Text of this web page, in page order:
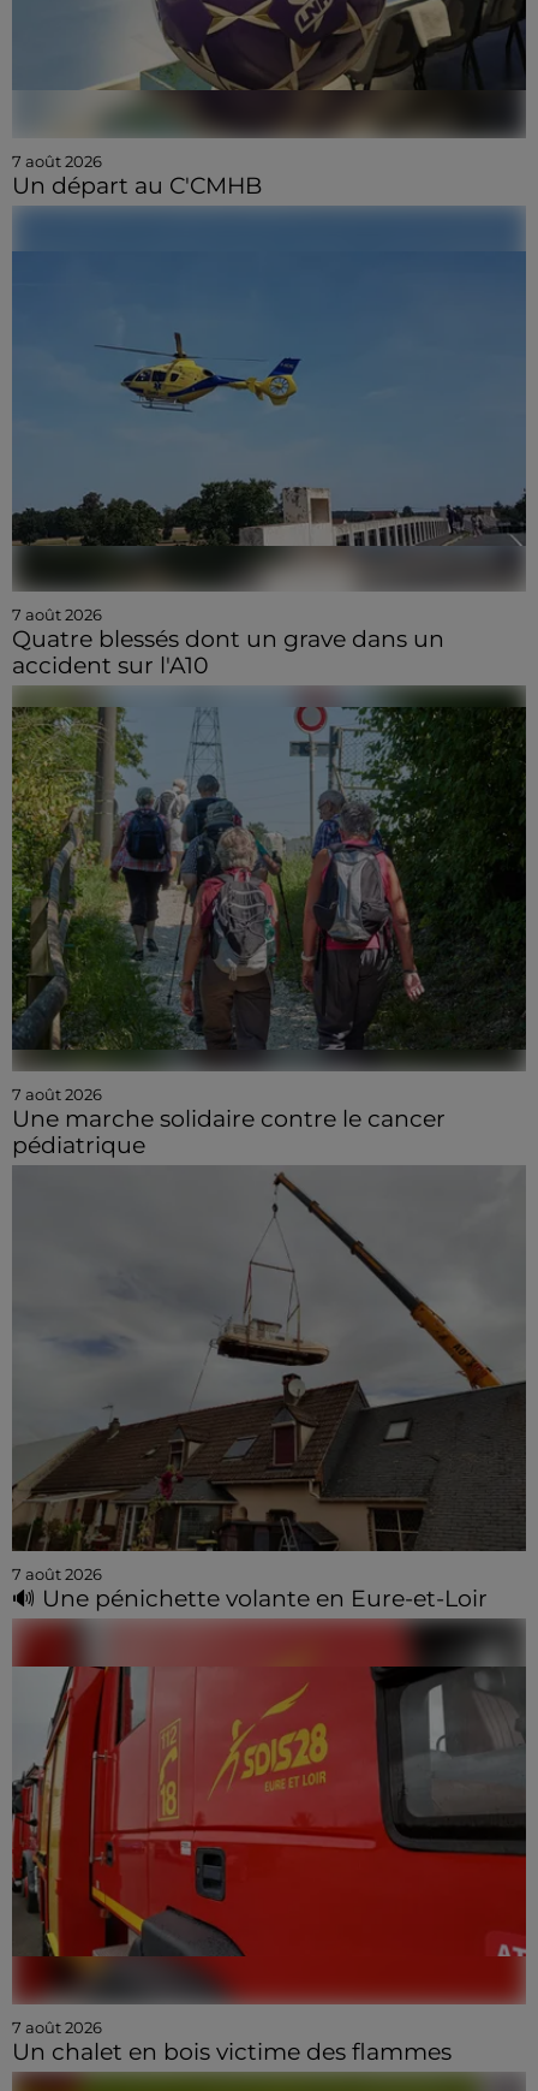
7 août 2026
Un départ au C'CMHB
7 août 2026
Quatre blessés dont un grave dans un
accident sur l'A10
7 août 2026
Une marche solidaire contre le cancer
pédiatrique
7 août 2026
🔊 Une pénichette volante en Eure-et-Loir
7 août 2026
Un chalet en bois victime des flammes